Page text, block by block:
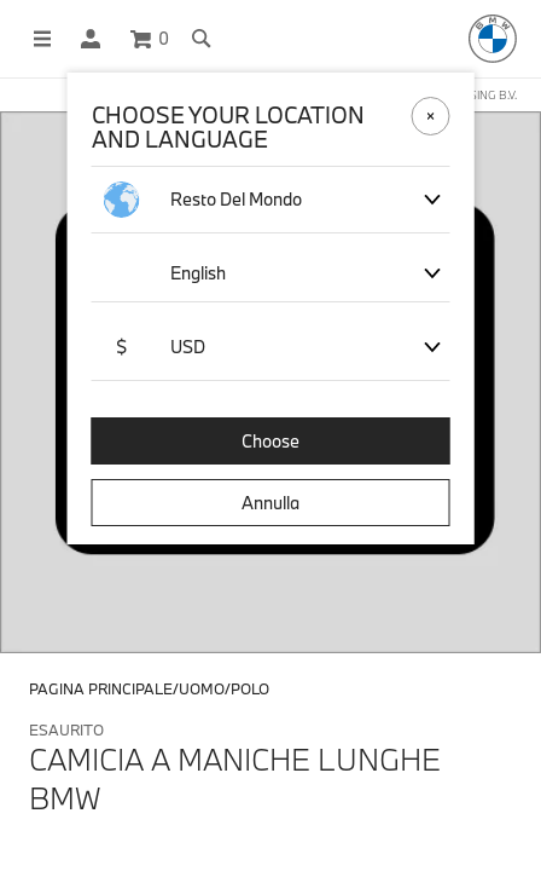
0
NEGOZIO ONLINE GESTITO DA STICHD SPORTMERCHANDISING B.V.
PAGINA PRINCIPALE UOMO POLO
ESAURITO
CAMICIA A MANICHE LUNGHE
BMW
CHOOSE YOUR LOCATION
AND LANGUAGE
Resto Del Mondo
English
$ USD
Choose
Annulla